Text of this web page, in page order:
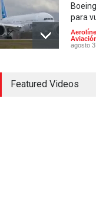
para
agosto
Featured Videos